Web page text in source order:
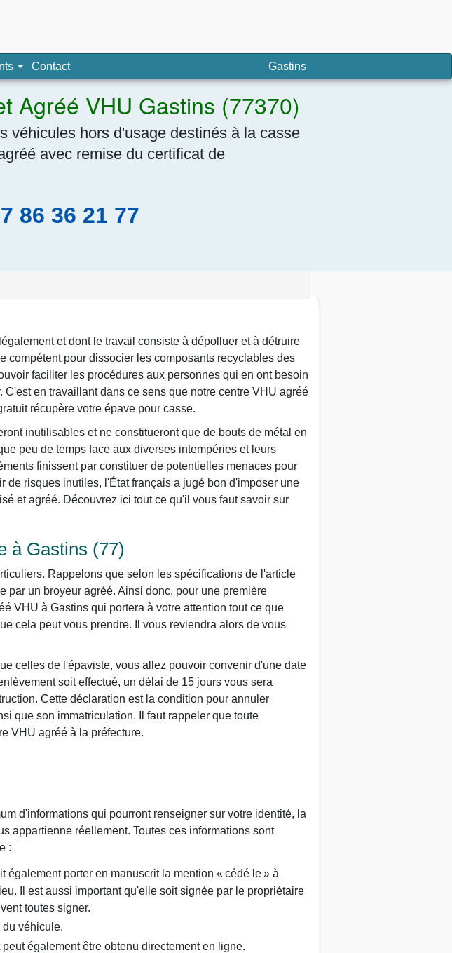
Navigation
Contact Gastins
Agréé VHU Gastins (77370)
véhicules hors d'usage destinés à la casse
avec remise du certificat de
86 36 21 77
et dont le travail consiste à dépolluer et à détruire
compétent pour dissocier les composants recyclables des
faciliter les procédures aux personnes qui en ont besoin
en travaillant dans ce sens que notre centre VHU agréé
récupère votre épave pour casse.
inutilisables et ne constitueront que de bouts de métal en
peu de temps face aux diverses intempéries et leurs
finissent par constituer de potentielles menaces pour
de risques inutiles, l'État français a jugé bon d'imposer une
et agréé. Découvrez ici tout ce qu'il vous faut savoir sur
à Gastins (77)
Rappelons que selon les spécifications de l'article
par un broyeur agréé. Ainsi donc, pour une première
VHU à Gastins qui portera à votre attention tout ce que
cela peut vous prendre. Il vous reviendra alors de vous
celles de l'épaviste, vous allez pouvoir convenir d'une date
soit effectué, un délai de 15 jours vous sera
Cette déclaration est la condition pour annuler
que son immatriculation. Il faut rappeler que toute
VHU agréé à la préfecture.
d'informations qui pourront renseigner sur votre identité, la
appartienne réellement. Toutes ces informations sont
:
porter en manuscrit la mention « cédé le » à
Il est aussi important qu'elle soit signée par le propriétaire
toutes signer.
véhicule.
également être obtenu directement en ligne.